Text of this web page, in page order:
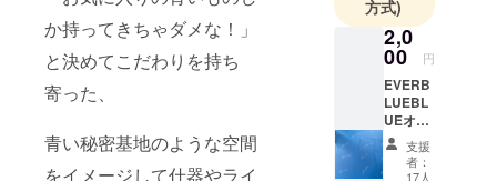
か持ってきちゃダメな！」
と決めてこだわりを持ち
寄った、
青い秘密基地のような空間
をイメージして什器やライ
方式)
2,0
00 円
EVERB
LUEBL
UEオー
ナーよ
り感謝
のお手
支援
者：
17人